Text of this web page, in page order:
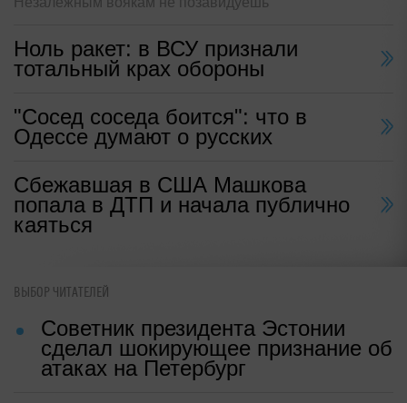
Ноль ракет: в ВСУ признали
тотальный крах обороны
"Сосед соседа боится": что в
Одессе думают о русских
Сбежавшая в США Машкова
попала в ДТП и начала публично
каяться
ВЫБОР ЧИТАТЕЛЕЙ
Советник президента Эстонии
сделал шокирующее признание об
атаках на Петербург